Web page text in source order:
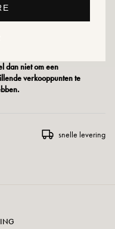
waterdicht te maken met
meerdere materialen die in alle
dan niet om een
verkooppunten te
snelle levering